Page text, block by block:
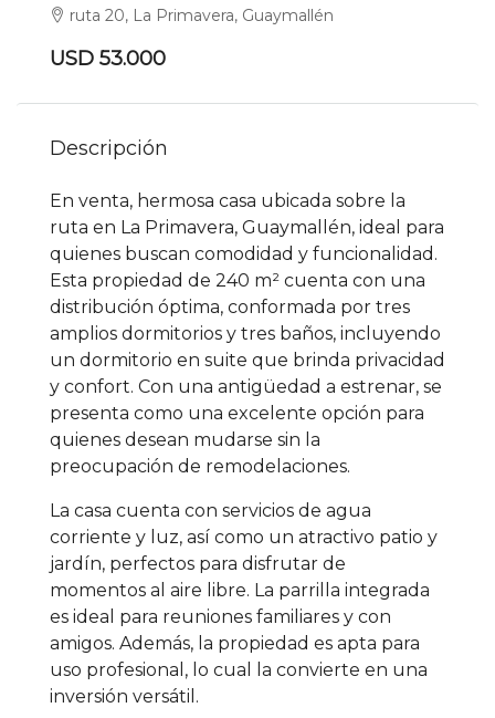
ruta 20, La Primavera, Guaymallén
USD 53.000
Descripción
En venta, hermosa casa ubicada sobre la
ruta en La Primavera, Guaymallén, ideal para
quienes buscan comodidad y funcionalidad.
Esta propiedad de 240 m² cuenta con una
distribución óptima, conformada por tres
amplios dormitorios y tres baños, incluyendo
un dormitorio en suite que brinda privacidad
y confort. Con una antigüedad a estrenar, se
presenta como una excelente opción para
quienes desean mudarse sin la
preocupación de remodelaciones.
La casa cuenta con servicios de agua
corriente y luz, así como un atractivo patio y
jardín, perfectos para disfrutar de
momentos al aire libre. La parrilla integrada
es ideal para reuniones familiares y con
amigos. Además, la propiedad es apta para
uso profesional, lo cual la convierte en una
inversión versátil.